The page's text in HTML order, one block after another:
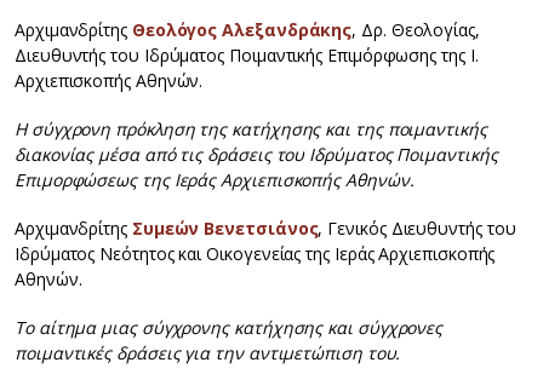
Αρχιμανδρίτης Θεολόγος Αλεξανδράκης, Δρ. Θεολογίας,
Διευθυντής του Ιδρύματος Ποιμαντικής Επιμόρφωσης της Ι.
Αρχιεπισκοπής Αθηνών.
Η σύγχρονη πρόκληση της κατήχησης και της ποιμαντικής
διακονίας μέσα από τις δράσεις του Ιδρύματος Ποιμαντικής
Επιμορφώσεως της Ιεράς Αρχιεπισκοπής Αθηνών.
Αρχιμανδρίτης Συμεών Βενετσιάνος, Γενικός Διευθυντής του
Ιδρύματος Νεότητος και Οικογενείας της Ιεράς Αρχιεπισκοπής
Αθηνών.
Το αίτημα μιας σύγχρονης κατήχησης και σύγχρονες
ποιμαντικές δράσεις για την αντιμετώπιση του.